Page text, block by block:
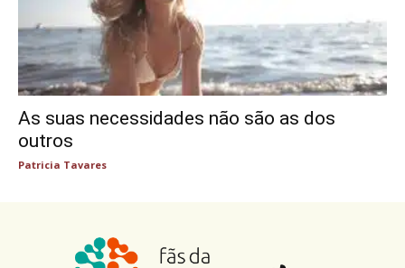
As suas necessidades não são as dos
outros
Patricia Tavares